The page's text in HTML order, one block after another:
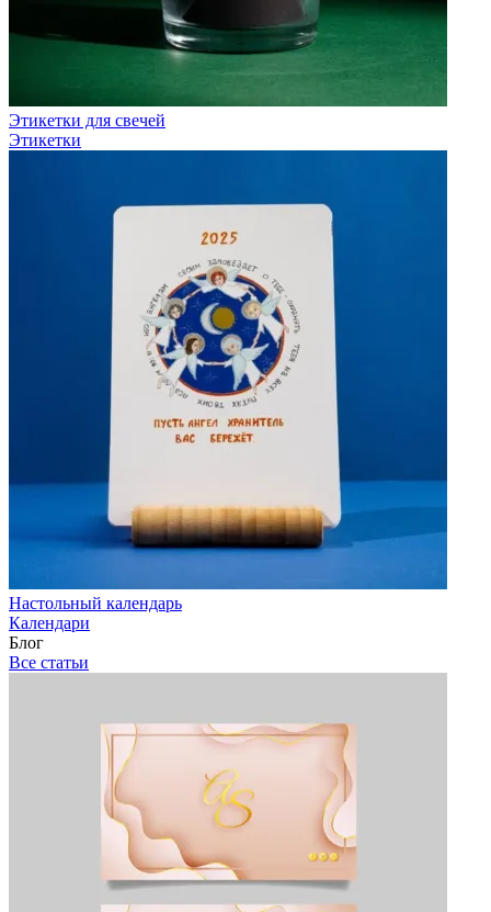
Этикетки для свечей
Этикетки
Настольный календарь
Календари
Блог
Все статьи